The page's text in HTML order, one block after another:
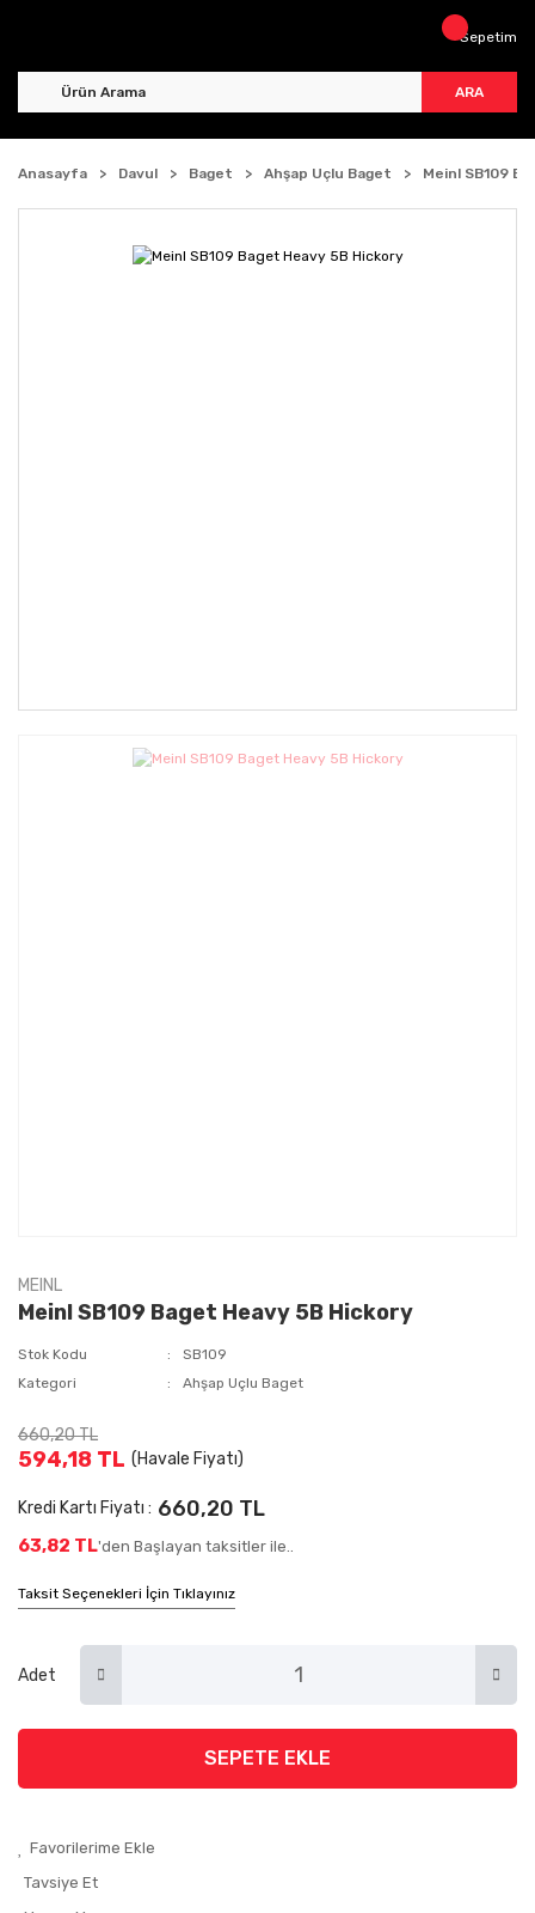
ARA
Sepetim
Anasayfa Davul Baget Ahşap Uçlu Baget Meinl SB109
MEINL
Meinl SB109 Baget Heavy 5B Hickory
Stok Kodu
SB109
Kategori
Ahşap Uçlu Baget
660,20 TL
594,18 TL (Havale Fiyatı)
Kredi Kartı Fiyatı : 660,20 TL
63,82 TL'den Başlayan taksitler ile..
Taksit Seçenekleri İçin Tıklayınız
Adet
SEPETE EKLE
Tavsiye Et